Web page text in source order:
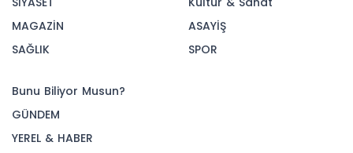
MAGAZİN
SAĞLIK
ASAYİŞ
SPOR
Bunu Biliyor Musun?
GÜNDEM
YEREL & HABER